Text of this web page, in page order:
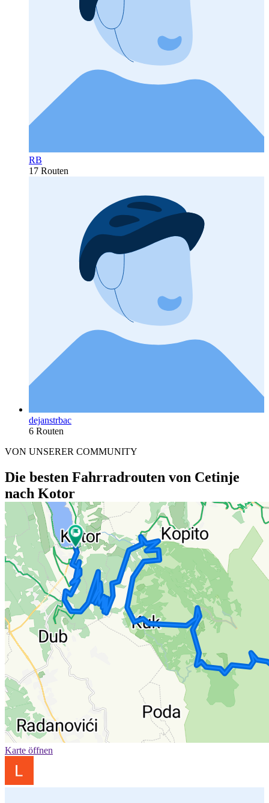
RB
17 Routen
dejanstrbac
6 Routen
VON UNSERER COMMUNITY
Die besten Fahrradrouten von Cetinje
nach Kotor
Karte öffnen